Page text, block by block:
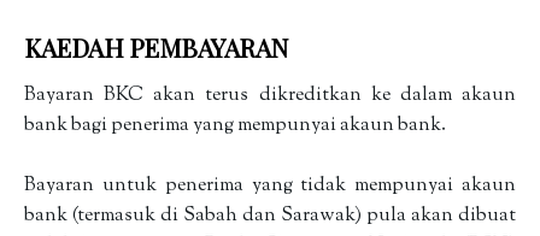
KAEDAH PEMBAYARAN
Bayaran BKC akan terus dikreditkan ke dalam akaun
bank bagi penerima yang mempunyai akaun bank.
Bayaran untuk penerima yang tidak mempunyai akaun
bank (termasuk di Sabah dan Sarawak) pula akan dibuat